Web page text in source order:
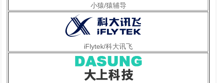
小猿/猿辅导
iFlytek/科大讯飞